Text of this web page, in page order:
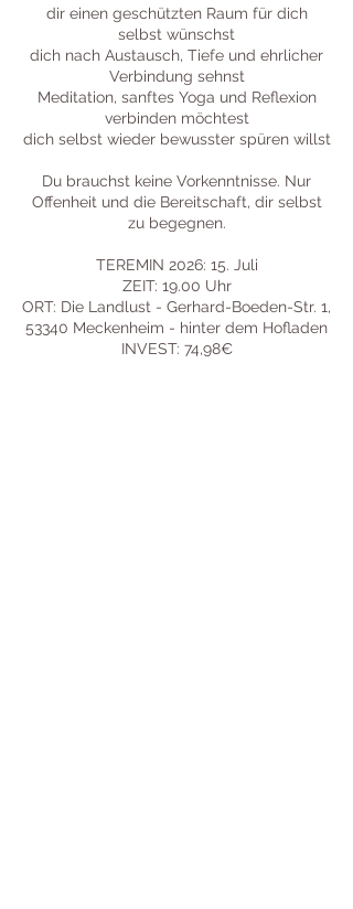
dir einen geschützten Raum für dich
selbst wünschst
dich nach Austausch, Tiefe und ehrlicher
Verbindung sehnst
Meditation, sanftes Yoga und Reflexion
verbinden möchtest
dich selbst wieder bewusster spüren willst
Du brauchst keine Vorkenntnisse. Nur
Offenheit und die Bereitschaft, dir selbst
zu begegnen.
TEREMIN 2026: 15. Juli
ZEIT: 19.00 Uhr
ORT: Die Landlust - Gerhard-Boeden-Str. 1,
53340 Meckenheim - hinter dem Hofladen
INVEST: 74,98€